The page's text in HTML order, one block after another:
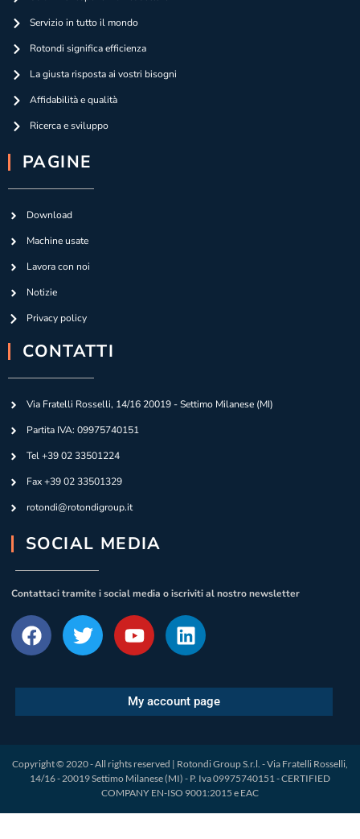
Servizio in tutto il mondo
Rotondi significa efficienza
La giusta risposta ai vostri bisogni
Affidabilità e qualità
Ricerca e sviluppo
PAGINE
Download
Machine usate
Lavora con noi
Notizie
Privacy policy
CONTATTI
Via Fratelli Rosselli, 14/16 20019 - Settimo Milanese (MI)
Partita IVA: 09975740151
Tel +39 02 33501224
Fax +39 02 33501329
rotondi@rotondigroup.it
SOCIAL MEDIA
Contattaci tramite i social media o iscriviti al nostro newsletter
My account page
Copyright © 2020 - All rights reserved | Rotondi Group S.r.l. - Via Fratelli Rosselli,
14/16 - 20019 Settimo Milanese (MI) - P. Iva 09975740151 - CERTIFIED
COMPANY EN-ISO 9001:2015 e EAC